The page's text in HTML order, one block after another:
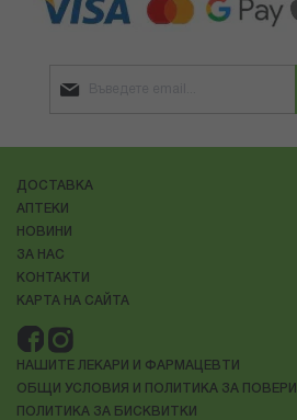
ДОСТАВКА
АПТЕКИ
НОВИНИ
ЗА НАС
КОНТАКТИ
КАРТА НА САЙТА
НАШИТЕ ЛЕКАРИ И ФАРМАЦЕВТИ
ОБЩИ УСЛОВИЯ И ПОЛИТИКА ЗА
ПОЛИТИКА ЗА БИСКВИТКИ